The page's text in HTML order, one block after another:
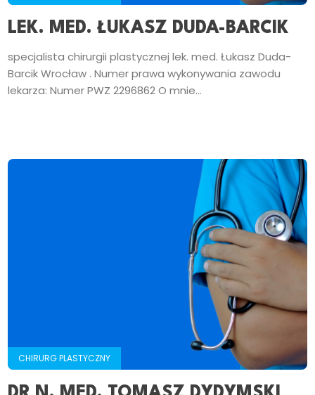
LEK. MED. ŁUKASZ DUDA-BARCIK
specjalista chirurgii plastycznej lek. med. Łukasz Duda-
Barcik Wrocław . Numer prawa wykonywania zawodu
lekarza: Numer PWZ 2296862 O mnie...
CHIRURG PLASTYCZNY